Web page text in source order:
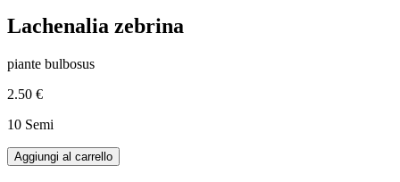
Lachenalia zebrina
piante bulbosus
2.50 €
10 Semi
Aggiungi al carrello